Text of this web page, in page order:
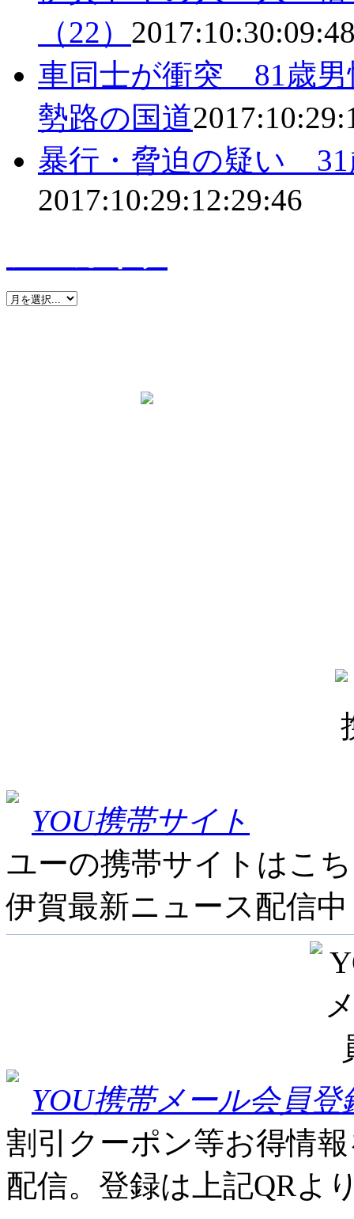
（22）
車同士が衝突 81歳
勢路の国道
暴行・脅迫の疑い
2017:10:29:12:29:46
YOU携帯サイト
ユーの携帯サイトはこ
伊賀最新ニュース配信中
YOU携帯メール会員登
割引クーポン等お得情
配信。登録は上記QRよ